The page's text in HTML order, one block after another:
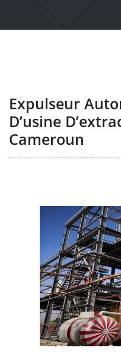
Expulseur
D’usine
Cameroun